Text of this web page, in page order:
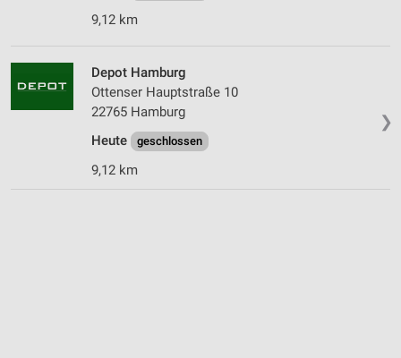
9,12 km
❯
Depot Hamburg
Ottenser Hauptstraße 10
22765 Hamburg
Heute
geschlossen
9,12 km